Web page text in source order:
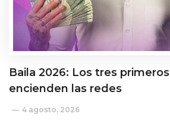
Baila 2026: Los tres
encienden las redes
4 agosto, 2026